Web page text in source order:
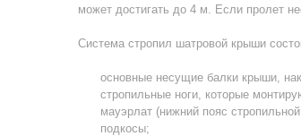
может достигать до 4 м. Если пролет
Система стропил шатровой крыши
основные несущие балки крыши,
стропильные ноги, которые
мауэрлат (нижний пояс
подкосы;